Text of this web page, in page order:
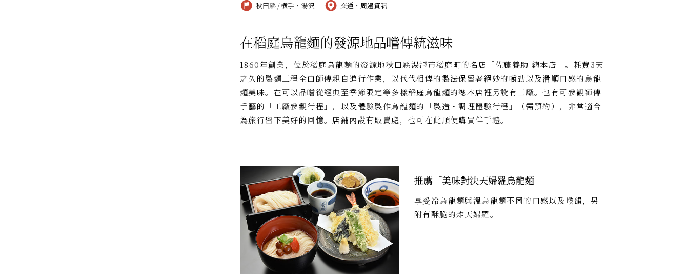
秋田縣 / 横手・湯沢 交通・周邊資訊
在稻庭烏龍麵的發源地品嚐傳統滋味
1860年創業，位於稻庭烏龍麵的發源地秋田縣湯澤市稻庭町的名店「佐藤養助 總本店」。耗費3天
之久的製麵工程全由師傅親自進行作業，以代代相傳的製法保留著絕妙的嚼勁以及滑順口感的烏龍
麵美味。在可以品嚐從經典至季節限定等多樣稻庭烏龍麵的總本店裡另設有工廠。也有可參觀師傅
手藝的「工廠參觀行程」，以及體驗製作烏龍麵的「製造・調理體驗行程」（需預約），非常適合
為旅行留下美好的回憶。店鋪內設有販賣處，也可在此順便購買伴手禮。
推薦「美味對決天婦羅烏龍麵」
享受冷烏龍麵與溫烏龍麵不同的口感以及喉韻，另
附有酥脆的炸天婦羅。